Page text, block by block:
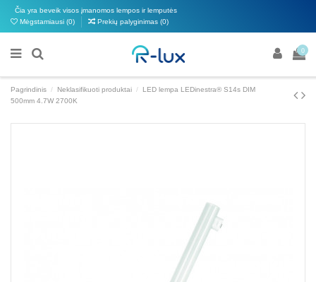
Čia yra beveik visos įmanomos lempos ir lemputės
Mėgstamiausi (0) Prekių palyginimas (0)
0
Pagrindinis Neklasifikuoti produktai
LED lempa LEDinestra® S14s DIM
500mm 4.7W 2700K